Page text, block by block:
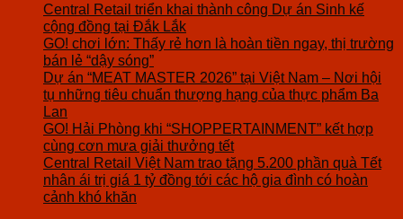
Central Retail triển khai thành công Dự án Sinh kế
cộng đồng tại Đắk Lắk
GO! chơi lớn: Thấy rẻ hơn là hoàn tiền ngay, thị trường
bán lẻ “dậy sóng”
Dự án “MEAT MASTER 2026” tại Việt Nam – Nơi hội
tụ những tiêu chuẩn thượng hạng của thực phẩm Ba
Lan
GO! Hải Phòng khi “SHOPPERTAINMENT” kết hợp
cùng cơn mưa giải thưởng tết
Central Retail Việt Nam trao tặng 5.200 phần quà Tết
nhân ái trị giá 1 tỷ đồng tới các hộ gia đình có hoàn
cảnh khó khăn